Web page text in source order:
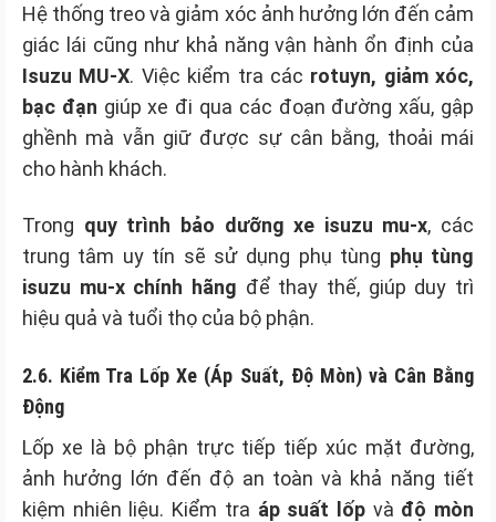
Hệ thống treo và giảm xóc ảnh hưởng lớn đến cảm
giác lái cũng như khả năng vận hành ổn định của
Isuzu MU-X. Việc kiểm tra các rotuyn, giảm xóc,
bạc đạn giúp xe đi qua các đoạn đường xấu, gập
ghềnh mà vẫn giữ được sự cân bằng, thoải mái
cho hành khách.
Trong quy trình bảo dưỡng xe isuzu mu-x, các
trung tâm uy tín sẽ sử dụng phụ tùng phụ tùng
isuzu mu-x chính hãng để thay thế, giúp duy trì
hiệu quả và tuổi thọ của bộ phận.
2.6. Kiểm Tra Lốp Xe (Áp Suất, Độ Mòn) và Cân Bằng
Động
Lốp xe là bộ phận trực tiếp tiếp xúc mặt đường,
ảnh hưởng lớn đến độ an toàn và khả năng tiết
kiệm nhiên liệu. Kiểm tra áp suất lốpvà độ mòn